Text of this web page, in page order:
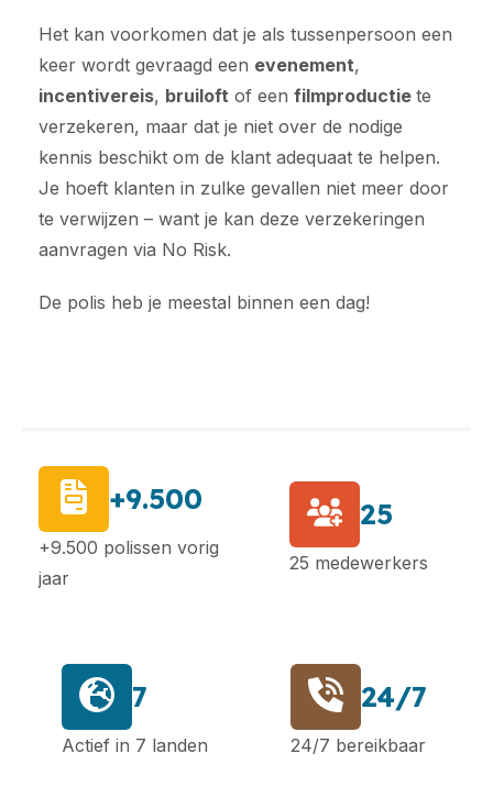
Het kan voorkomen dat je als tussenpersoon een
keer wordt gevraagd een evenement,
incentivereis, bruiloft of een filmproductie te
verzekeren, maar dat je niet over de nodige
kennis beschikt om de klant adequaat te helpen.
Je hoeft klanten in zulke gevallen niet meer door
te verwijzen – want je kan deze verzekeringen
aanvragen via No Risk.
De polis heb je meestal binnen een dag!
+9.500
+9.500 polissen vorig
jaar
25
25 medewerkers
7
Actief in 7 landen
24/7
24/7 bereikbaar